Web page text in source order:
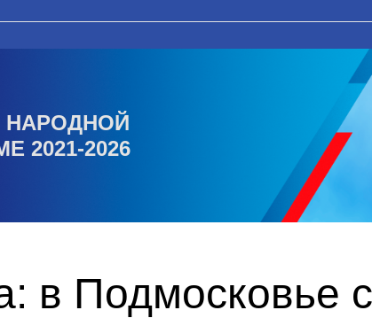
НАРОДНОЙ
2021-2026
в Подмосковье